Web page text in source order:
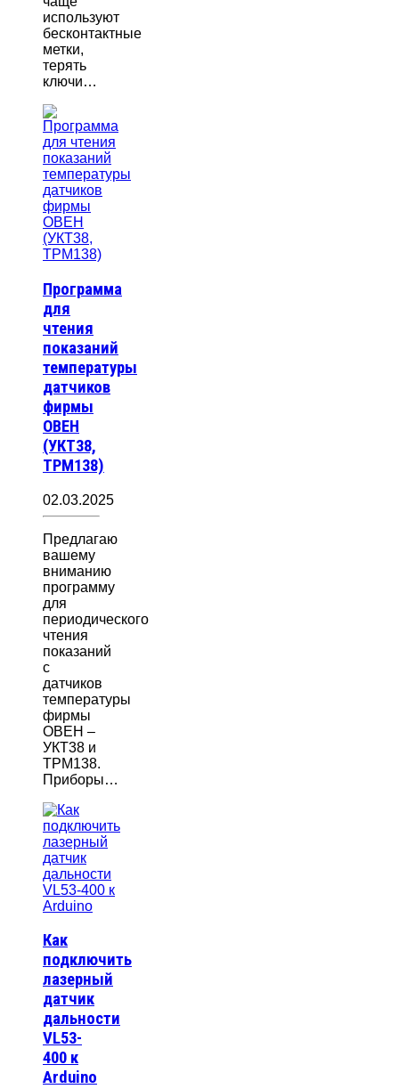
используют
бесконтактные
метки,
терять
ключи…
Программа
для
чтения
показаний
температуры
датчиков
фирмы
ОВЕН
(УКТ38,
ТРМ138)
02.03.2025
Предлагаю
вашему
вниманию
программу
для
периодического
чтения
показаний
с
датчиков
температуры
фирмы
ОВЕН –
УКТ38 и
ТРМ138.
Приборы…
Как
подключить
лазерный
датчик
дальности
VL53-
400 к
Arduino